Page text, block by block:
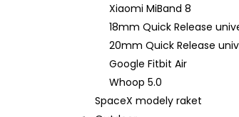
Xiaomi MiBand 8
18mm Quick Release
20mm Quick Release
Google Fitbit Air
Whoop 5.0
SpaceX modely raket